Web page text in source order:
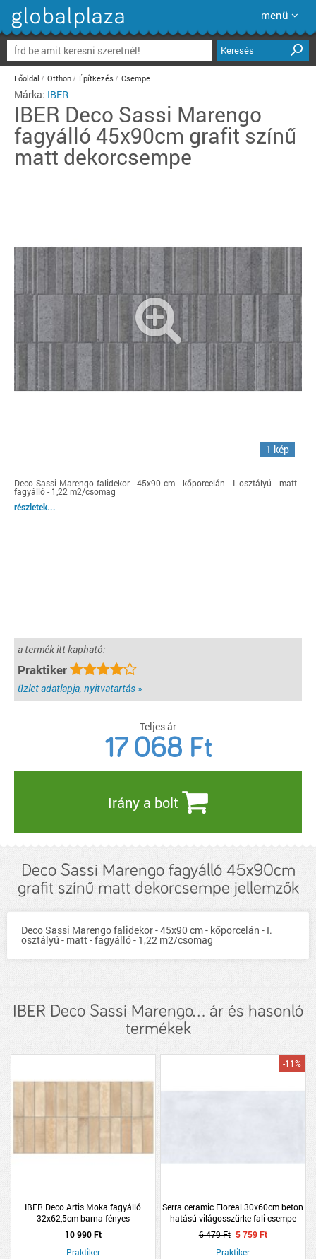
menü
Keresés
Főoldal Otthon Építkezés Csempe
Márka: IBER
IBER Deco Sassi Marengo
fagyálló 45x90cm grafit színű
matt dekorcsempe
1 kép
Deco Sassi Marengo falidekor - 45x90 cm - kőporcelán - I. osztályú - matt -
fagyálló - 1,22 m2/csomag
részletek...
a termék itt kapható:
Praktiker
üzlet adatlapja, nyitvatartás »
Teljes ár
17 068 Ft
Irány a bolt
Deco Sassi Marengo fagyálló 45x90cm
grafit színű matt dekorcsempe jellemzők
Deco Sassi Marengo falidekor - 45x90 cm - kőporcelán - I.
osztályú - matt - fagyálló - 1,22 m2/csomag
IBER Deco Sassi Marengo... ár és hasonló
termékek
IBER Deco Artis Moka fagyálló
32x62,5cm barna fényes
dekorcsempe
10 990 Ft
Praktiker
Serra ceramic Floreal 30x60cm beton
hatású világosszürke fali csempe
-11%
6 479 Ft 5 759 Ft
Praktiker